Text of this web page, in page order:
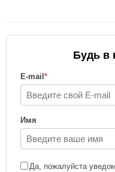
Будь в
E-mail *
Имя
Да, пожалуйста